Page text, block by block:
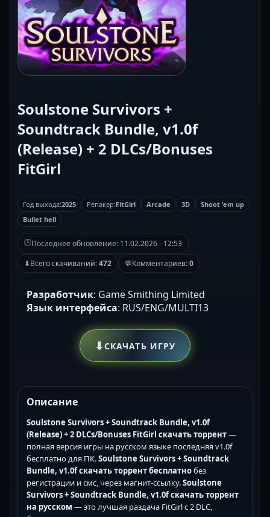
Soulstone Survivors +
Soundtrack Bundle, v1.0f
(Release) + 2 DLCs/Bonuses
FitGirl
Год выхода:2025 Репакер:FitGirl Arcade 3D
Shoot 'em up
Bullet hell
🕒Последнее обновление: 11.02.2026 - 12:53
⬇Всего скачиваний:472 💬Комментариев:0
Разработчик: Game Smithing Limited
Язык интерфейса: RUS/ENG/MULTI13
⬇СКАЧАТЬ ИГРУ
Описание
Soulstone Survivors + Soundtrack Bundle, v1.0f
(Release) + 2 DLCs/Bonuses FitGirl скачать торрент—
полная версия игры на русском языке последняя v1.0f
бесплатно для ПК.Soulstone Survivors + Soundtrack
Bundle, v1.0f скачать торрент бесплатнобез
регистрации и смс, через магнит-ссылку.Soulstone
Survivors + Soundtrack Bundle, v1.0f скачать торрент
на русском — это лучшая раздача FitGirl с 2 DLC,